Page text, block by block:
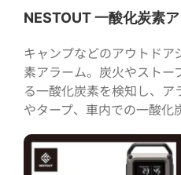
NESTOUT 一酸化炭素
キャンプなどのアウトド
素アラーム。炭火やスト
る一酸化炭素を検知し、
やタープ、車内での一酸化